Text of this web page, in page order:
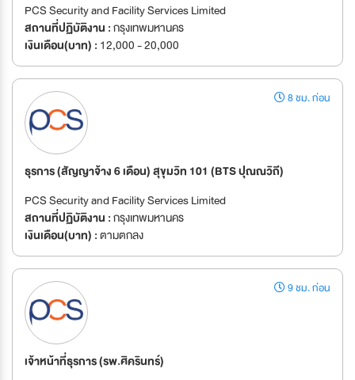
PCS Security and Facility Services Limited
สถานที่ปฏิบัติงาน :กรุงเทพมหานคร
เงินเดือน(บาท) : 12,000 - 20,000
8 ชม. ก่อน
ธุรการ (สัญญาจ้าง 6 เดือน) สุขุมวิท 101 (BTS ปุณณวิถี)
PCS Security and Facility Services Limited
สถานที่ปฏิบัติงาน :กรุงเทพมหานคร
เงินเดือน(บาท) :ตามตกลง
9 ชม. ก่อน
เจ้าหน้าที่ธุรการ (รพ.ศิครินทร์)